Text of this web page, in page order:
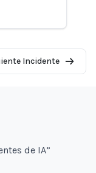
Incidente
de IA”